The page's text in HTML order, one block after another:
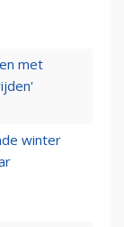
met
winter